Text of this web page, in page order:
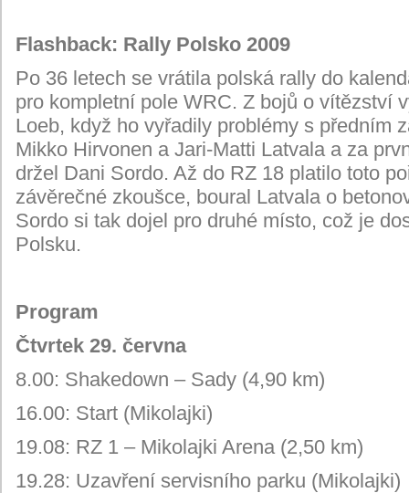
Flashback: Rally Polsko 2009
Po 36 letech se vrátila polská rally do
pro kompletní pole WRC. Z bojů o vítězství
Loeb, když ho vyřadily problémy s předním
Mikko Hirvonen a Jari-Matti Latvala a za
držel Dani Sordo. Až do RZ 18 platilo toto
závěrečné zkoušce, boural Latvala o
Sordo si tak dojel pro druhé místo, což je
Polsku.
Program
Čtvrtek 29. června
8.00: Shakedown – Sady (4,90 km)
16.00: Start (Mikolajki)
19.08: RZ 1 – Mikolajki Arena (2,50 km)
19.28: Uzavření servisního parku (Mikolajki)